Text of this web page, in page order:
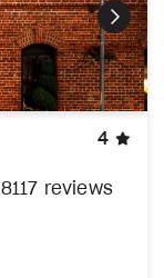
4
8117 reviews